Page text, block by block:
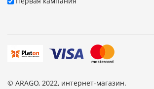
© ARAGO, 2022, интернет-магазин.